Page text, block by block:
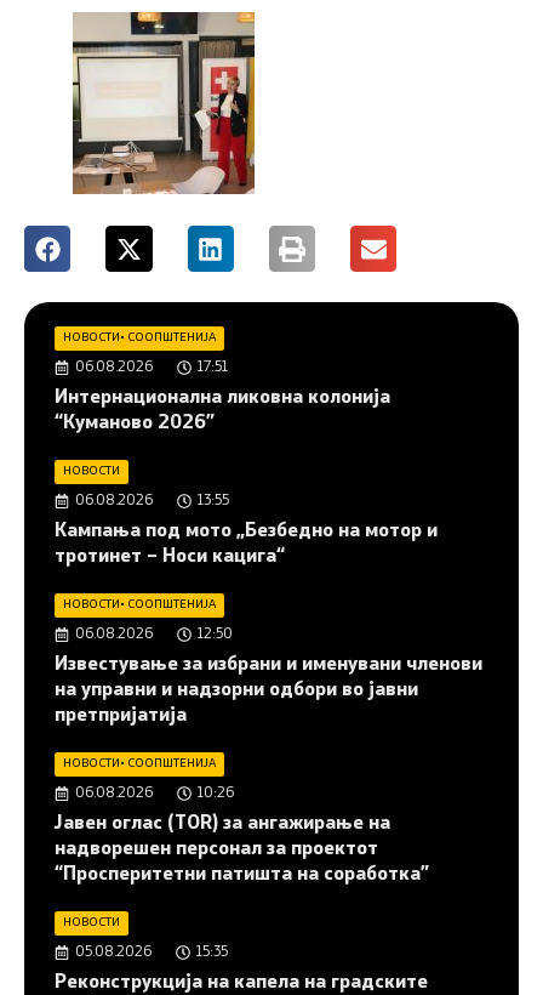
НОВОСТИ• СООПШТЕНИЈА
06.08.2026 17:51
Интернационална ликовна колонија
“Куманово 2026”
НОВОСТИ
06.08.2026 13:55
Кампања под мото „Безбедно на мотор и
тротинет – Носи кацига“
НОВОСТИ• СООПШТЕНИЈА
06.08.2026 12:50
Известување за избрани и именувани членови
на управни и надзорни одбори во јавни
претпријатија
НОВОСТИ• СООПШТЕНИЈА
06.08.2026 10:26
Јавен оглас (ТОR) за ангажирање на
надворешен персонал за проектот
“Просперитетни патишта на соработка”
НОВОСТИ
05.08.2026 15:35
Реконструкција на капела на градските